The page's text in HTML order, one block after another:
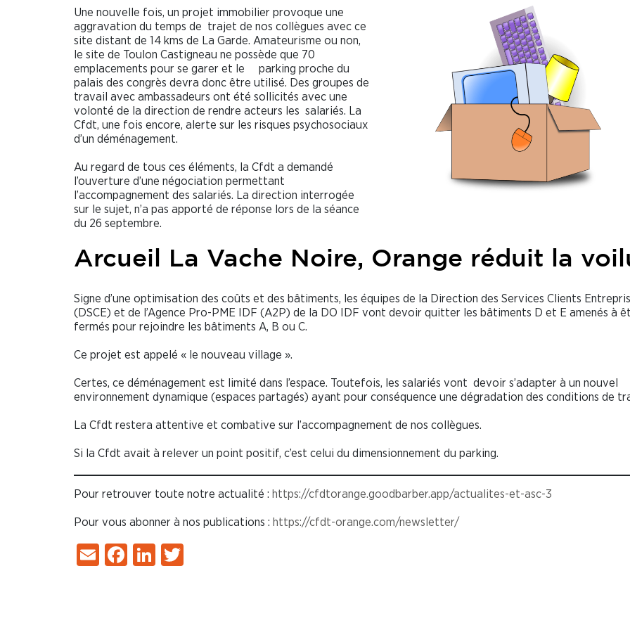
Une nouvelle fois, un projet immobilier provoque une
aggravation du temps de trajet de nos collègues avec ce
site distant de 14 kms de La Garde. Amateurisme ou non,
le site de Toulon Castigneau ne possède que 70
emplacements pour se garer et le parking proche du
palais des congrès devra donc être utilisé. Des groupes de
travail avec ambassadeurs ont été sollicités avec une
volonté de la direction de rendre acteurs les salariés. La
Cfdt, une fois encore, alerte sur les risques psychosociaux
d’un déménagement.
Au regard de tous ces éléments, la Cfdt a demandé
l’ouverture d’une négociation permettant
l’accompagnement des salariés. La direction interrogée
sur le sujet, n’a pas apporté de réponse lors de la séance
du 26 septembre.
Arcueil La Vache Noire, Orange réduit la
Signe d’une optimisation des coûts et des bâtiments, les équipes de la Direction des Services Clients
(DSCE) et de l’Agence Pro-PME IDF (A2P) de la DO IDF vont devoir quitter les bâtiments D et E amenés à
fermés pour rejoindre les bâtiments A, B ou C.
Ce projet est appelé « le nouveau village ».
Certes, ce déménagement est limité dans l’espace. Toutefois, les salariés vont devoir s’adapter à un nouvel
environnement dynamique (espaces partagés) ayant pour conséquence une dégradation des conditions de
La Cfdt restera attentive et combative sur l’accompagnement de nos collègues.
Si la Cfdt avait à relever un point positif, c’est celui du dimensionnement du parking.
Pour retrouver toute notre actualité : https://cfdtorange.goodbarber.app/actualites-et-asc-3
Pour vous abonner à nos publications : https://cfdt-orange.com/newsletter/
EmailFacebook
LinkedIn